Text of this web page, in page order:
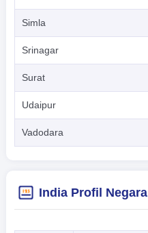
Simla
Srinagar
Surat
Udaipur
Vadodara
India Profil Negara